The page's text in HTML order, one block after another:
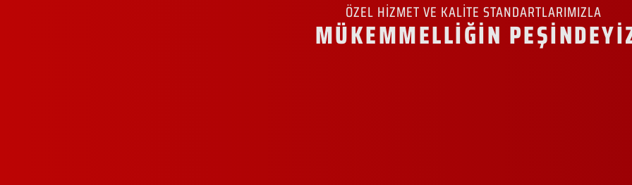
ÖZEL HİZMET VE KALİTE STANDARTLARIMIZLA
MÜKEMMELLİĞİN